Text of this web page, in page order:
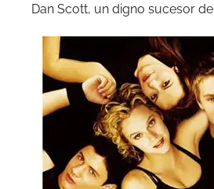
Dan Scott, un digno sucesor de